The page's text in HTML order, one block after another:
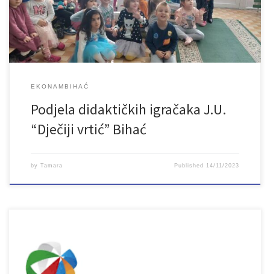
potiču razvojni potencijal djece i imaju sve potrebne certifikate.
Nabavka i podjela igračaka realizirana je […]
EKONAMBIHAĆ
Podjela didaktičkih igračaka J.U.
“Dječiji vrtić” Bihać
by Tamara Published 14/11/2023